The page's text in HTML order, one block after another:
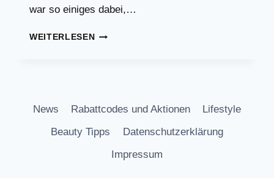
war so einiges dabei,…
WEITERLESENZINK,
News Rabattcodes und Aktionen
Lifestyle
Beauty Tipps
Datenschutzerklärung
Impressum